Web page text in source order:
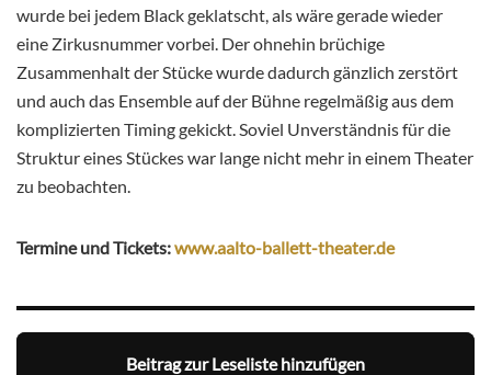
wurde bei jedem Black geklatscht, als wäre gerade wieder
eine Zirkusnummer vorbei. Der ohnehin brüchige
Zusammenhalt der Stücke wurde dadurch gänzlich zerstört
und auch das Ensemble auf der Bühne regelmäßig aus dem
komplizierten Timing gekickt. Soviel Unverständnis für die
Struktur eines Stückes war lange nicht mehr in einem Theater
zu beobachten.
Termine und Tickets:www.aalto-ballett-theater.de
Beitrag zur Leseliste hinzufügen